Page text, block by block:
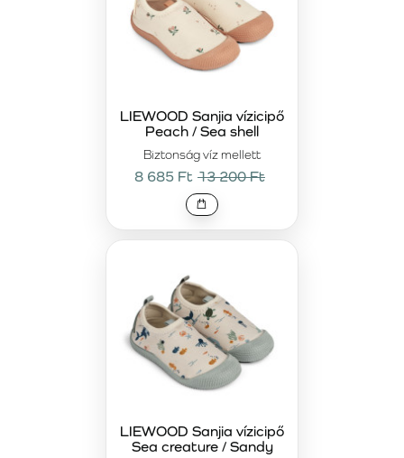
Biztonság víz mellett
LIEWOOD Sanjia vízicipő
Peach / Sea shell
8 685 Ft 13 200 Ft
LIEWOOD Sanjia vízicipő
Sea creature / Sandy